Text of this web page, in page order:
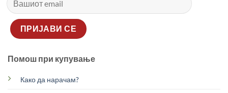
Помош при купување
Како да нарачам?